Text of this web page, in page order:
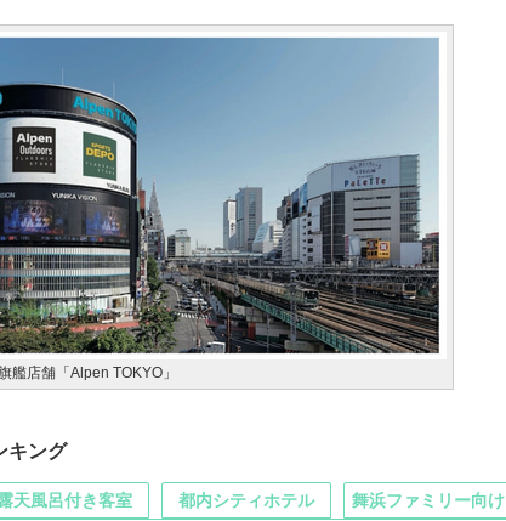
艦店舗「Alpen TOKYO」
キング
天風呂付き客室 都内シティホテル 舞浜ファミリー向け